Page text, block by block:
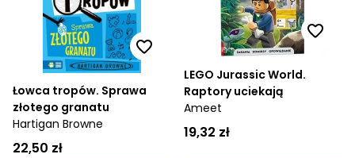
Łowca tropów. Sprawa
złotego granatu
Hartigan Browne
22,50 zł
LEGO Jurassic World.
Raptory uciekają
Ameet
19,32 zł